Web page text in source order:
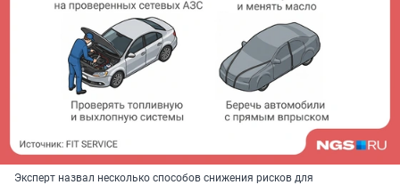
Эксперт назвал несколько способов снижения рисков для